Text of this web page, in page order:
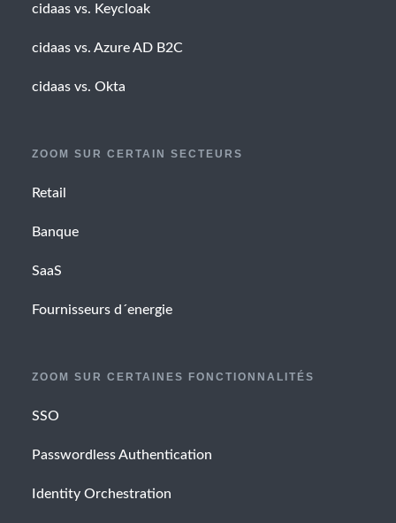
cidaas vs. Keycloak
cidaas vs. Azure AD B2C
cidaas vs. Okta
ZOOM SUR CERTAIN SECTEURS
Retail
Banque
SaaS
Fournisseurs d´energie
ZOOM SUR CERTAINES FONCTIONNALITÉS
SSO
Passwordless Authentication
Identity Orchestration